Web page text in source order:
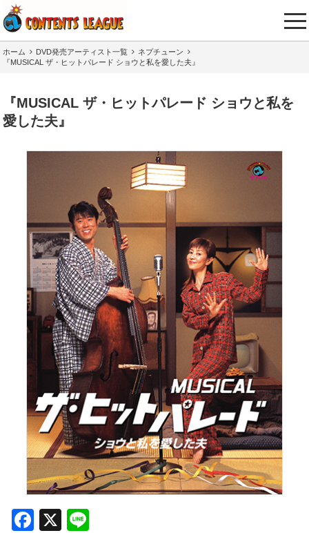
ホーム DVD発売アーティスト一覧
ネプチューン
『MUSICAL ザ・ヒットパレード ショウと私を愛した夫』
『MUSICAL ザ・ヒットパレード ショウと私を
愛した夫』
Facebook
X